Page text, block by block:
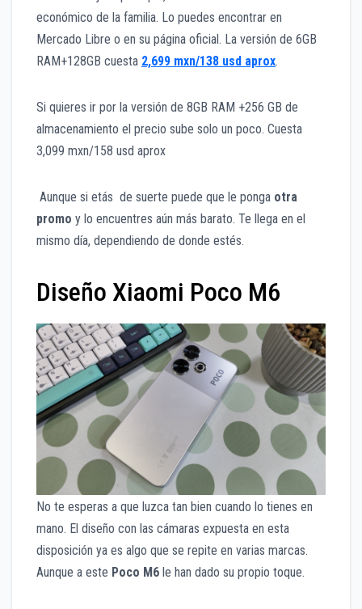
económico de la familia. Lo puedes encontrar en
Mercado Libre o en su página oficial. La versión de 6GB
RAM+128GB cuesta 2,699 mxn/138 usd aprox.
Si quieres ir por la versión de 8GB RAM +256 GB de
almacenamiento el precio sube solo un poco. Cuesta
3,099 mxn/158 usd aprox
Aunque si etás de suerte puede que le ponga otra
promo y lo encuentres aún más barato. Te llega en el
mismo día, dependiendo de donde estés.
Diseño Xiaomi Poco M6
No te esperas a que luzca tan bien cuando lo tienes en
mano. El diseño con las cámaras expuesta en esta
disposición ya es algo que se repite en varias marcas.
Aunque a este Poco M6 le han dado su propio toque.